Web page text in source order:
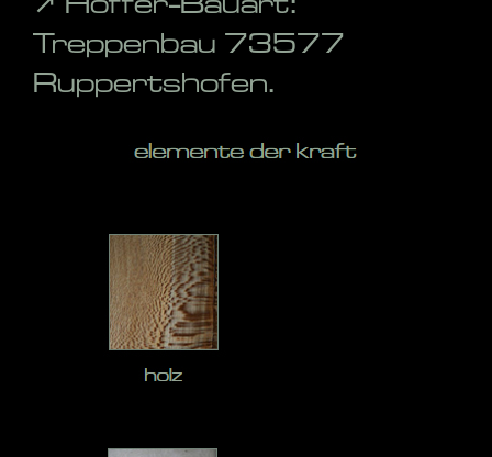
↗️ Hoffer-Bauart:
Treppenbau 73577
Ruppertshofen.